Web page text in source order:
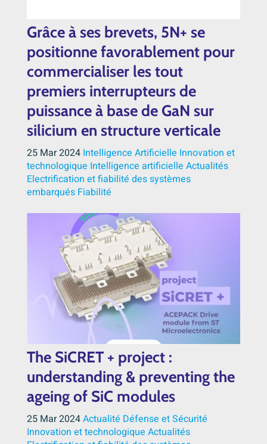
Grâce à ses brevets, 5N+ se
positionne favorablement pour
commercialiser les tout
premiers interrupteurs de
puissance à base de GaN sur
silicium en structure verticale
25 Mar 2024 Intelligence Artificielle Innovation et
technologique Intelligence artificielle Actualités
Electrification et fiabilité des systèmes
embarqués Fiabilité
The SiCRET + project :
understanding & preventing the
ageing of SiC modules
25 Mar 2024Actualité Défense et Sécurité
Innovation et technologique Actualités